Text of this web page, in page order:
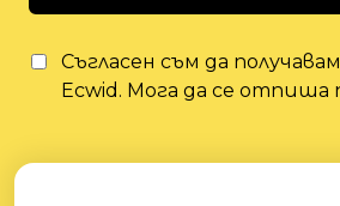
Съгласен съм да
Ecwid. Мога да се отпиша